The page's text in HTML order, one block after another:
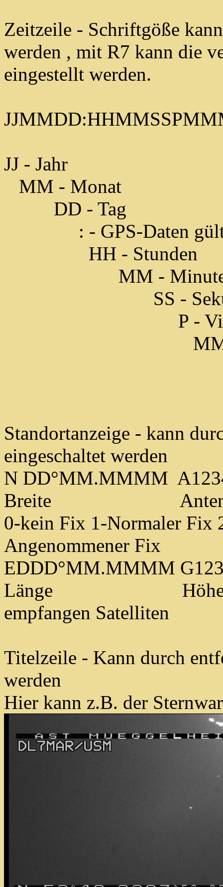
Zeitzeile - Schriftgöße
werden , mit R7 kann die
eingestellt werden.
JJ - Jahr
MM - Monat
DD - Tag
: - GPS-Daten gültig,
HH - Stunden
MM -
SS -
P - Viereck
MMM -
Standortanzeige - kann
eingeschaltet werden
N DD°MM.MMMM
Breite
0-kein Fix 1-Normaler Fix
Angenommener Fix
EDDD°MM.MMMM
Länge Höhe
empfangen Satelliten
Titelzeile - Kann durch
werden
Hier kann z.B. der